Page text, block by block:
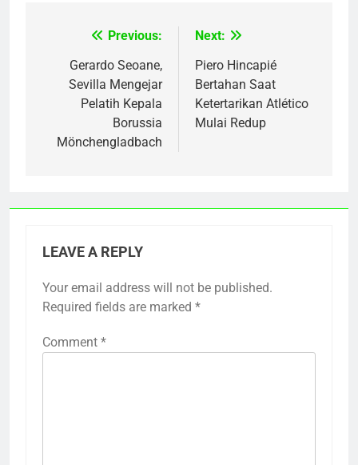
navigation
Previous:
Gerardo Seoane,
Sevilla Mengejar
Pelatih Kepala
Borussia
Mönchengladbach
Next:
Piero Hincapié
Bertahan Saat
Ketertarikan Atlético
Mulai Redup
LEAVE A REPLY
Your email address will not be published.
Required fields are marked *
Comment *